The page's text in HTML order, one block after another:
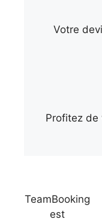
Votre
Profitez de
TeamBooking
est